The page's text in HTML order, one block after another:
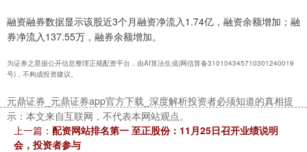
融资融券数据显示该股近3个月融资净流入1.74亿，融资余额增加；融
券净流入137.55万，融券余额增加。
为证券之星据公开信息整理正规配资平台，由AI算法生成(网信算备310104345710301240019
号)，不构成投资建议。
元鼎证券_元鼎证券app官方下载_深度解析投资者必须知道的真相提
示：本文来自互联网，不代表本网站观点。
上一篇： 配资网站排名第一 至正股份：11月25日召开业绩说明
会，投资者参与
沪深300 4694.44